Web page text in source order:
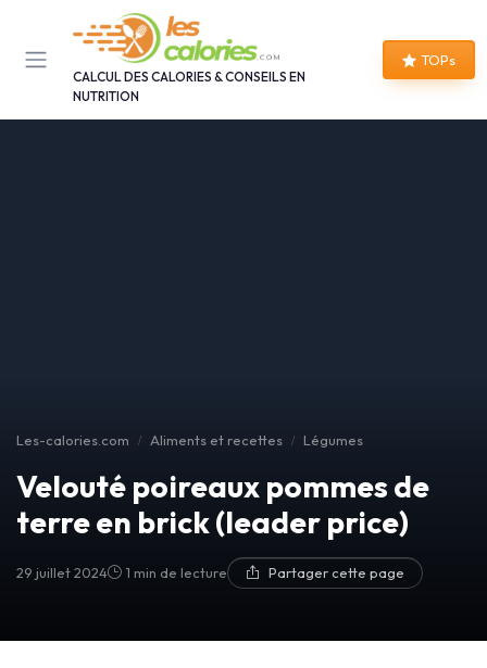
CALCUL DES CALORIES & CONSEILS EN
NUTRITION
TOPs
Les-calories.com Aliments et recettes Légumes
Velouté poireaux pommes de
terre en brick (leader price)
29 juillet 2024 1 min de lecture Partager cette page
Panneau de gestion des cookies